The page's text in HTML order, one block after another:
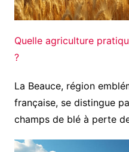
Quelle agriculture
?
La Beauce, région
française, se distingue
champs de blé à perte